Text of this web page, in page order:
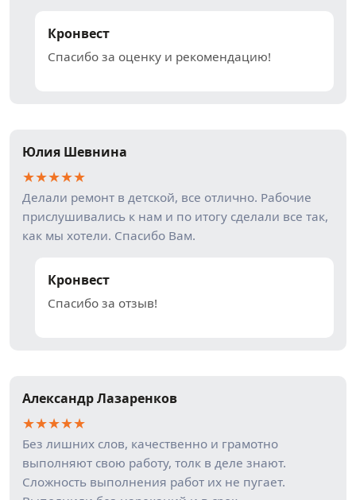
Кронвест
Спасибо за оценку и рекомендацию!
Юлия Шевнина
★★★★★
Делали ремонт в детской, все отлично. Рабочие
прислушивались к нам и по итогу сделали все так,
как мы хотели. Спасибо Вам.
Кронвест
Спасибо за отзыв!
Александр Лазаренков
★★★★★
Без лишних слов, качественно и грамотно
выполняют свою работу, толк в деле знают.
Сложность выполнения работ их не пугает.